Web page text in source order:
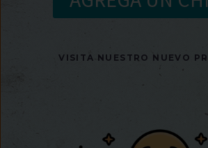
VISITA NUESTRO NUEVO